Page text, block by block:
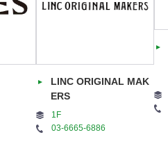
LINC ORIGINAL MAK
ERS
1F
03-6665-6886